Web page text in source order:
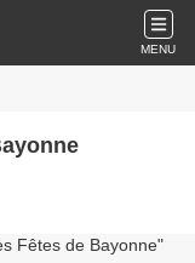
MENU